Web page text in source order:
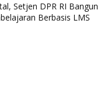
Setjen DPR RI Bangun
Berbasis LMS